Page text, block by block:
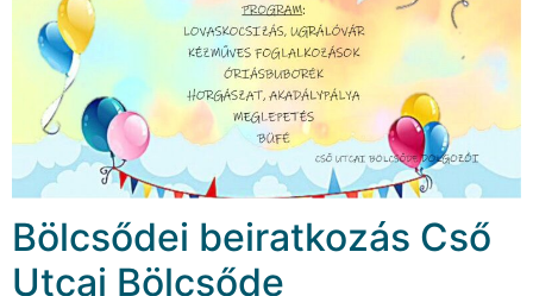
Bölcsődei beiratkozás Cső
Utcai Bölcsőde